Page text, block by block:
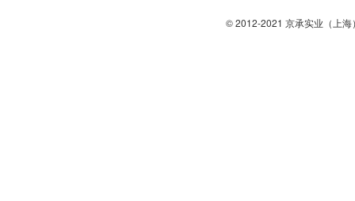
© 2012-2021 京承实业（上